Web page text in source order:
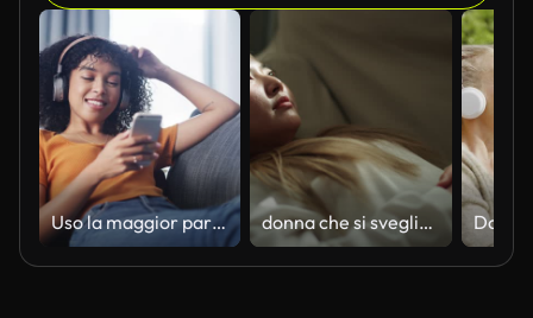
Uso la maggior parte dei miei dati per scaricare musica donna che si sveglia sul divano.